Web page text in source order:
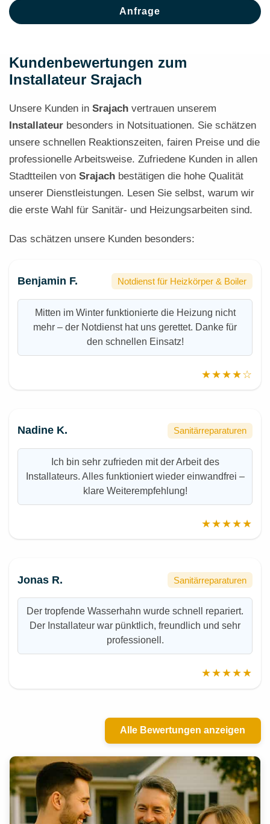
Anfrage
Kundenbewertungen zum
Installateur Srajach
Unsere Kunden in Srajach vertrauen unserem
Installateur besonders in Notsituationen. Sie schätzen
unsere schnellen Reaktionszeiten, fairen Preise und die
professionelle Arbeitsweise. Zufriedene Kunden in allen
Stadtteilen von Srajach bestätigen die hohe Qualität
unserer Dienstleistungen. Lesen Sie selbst, warum wir
die erste Wahl für Sanitär- und Heizungsarbeiten sind.
Das schätzen unsere Kunden besonders:
Benjamin F. Notdienst für Heizkörper & Boiler
Mitten im Winter funktionierte die Heizung nicht
mehr – der Notdienst hat uns gerettet. Danke für
den schnellen Einsatz!
★★★★☆
Nadine K. Sanitärreparaturen
Ich bin sehr zufrieden mit der Arbeit des
Installateurs. Alles funktioniert wieder einwandfrei –
klare Weiterempfehlung!
★★★★★
Jonas R. Sanitärreparaturen
Der tropfende Wasserhahn wurde schnell repariert.
Der Installateur war pünktlich, freundlich und sehr
professionell.
★★★★★
Alle Bewertungen anzeigen